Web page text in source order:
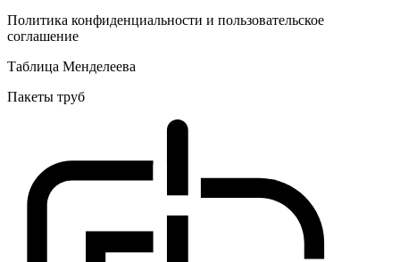
Политика конфиденциальности и пользовательское
соглашение
Таблица Менделеева
Пакеты труб